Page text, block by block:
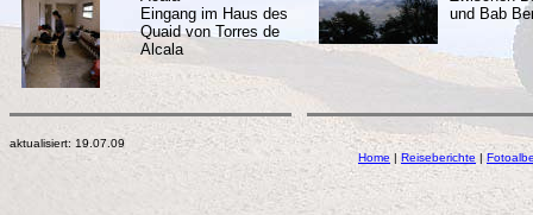
Eingang im Haus des
Quaid von Torres de
Alcala
und Bab
aktualisiert: 19.07.09
Home | Reiseberichte |